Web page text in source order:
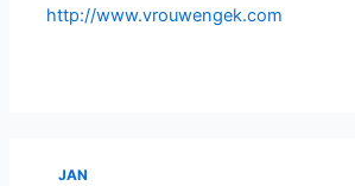
http://www.vrouwengek.com
JAN